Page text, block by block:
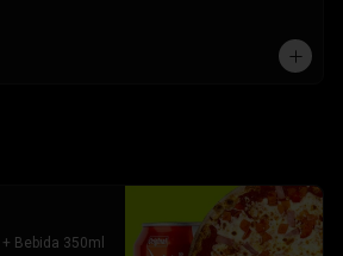
Bebida 350ml